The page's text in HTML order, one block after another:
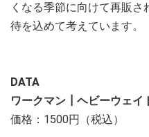
くなる季節に向けて再販
待を込めて考えています。
DATA
ワークマン┃ヘビーウェイ
価格：1500円（税込）